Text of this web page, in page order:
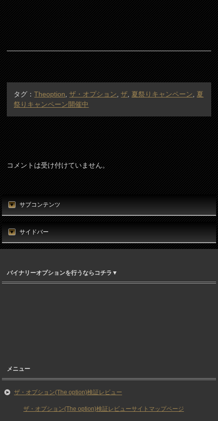
タグ：Theoption ,ザ・オプション ,ザ 夏祭りキャンペーン
夏
祭りキャンペーン開催中
コメントは受け付けていません。
サブコンテンツ
サイドバー
バイナリーオプションを行うならコチラ▼
メニュー
ザ・オプション(The option)検証レビュー
ザ・オプション(The option)検証レビューサイトマップページ